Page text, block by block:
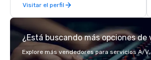
catering industry.
Visitar el perfil
¿Está buscando más opciones de
Explore más vendedores para servicios A/